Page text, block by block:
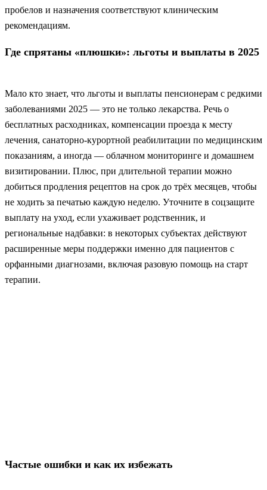
пробелов и назначения соответствуют клиническим
рекомендациям.
Где спрятаны «плюшки»: льготы и выплаты в 2025
Мало кто знает, что льготы и выплаты пенсионерам с редкими
заболеваниями 2025 — это не только лекарства. Речь о
бесплатных расходниках, компенсации проезда к месту
лечения, санаторно-курортной реабилитации по медицинским
показаниям, а иногда — облачном мониторинге и домашнем
визитировании. Плюс, при длительной терапии можно
добиться продления рецептов на срок до трёх месяцев, чтобы
не ходить за печатью каждую неделю. Уточните в соцзащите
выплату на уход, если ухаживает родственник, и
региональные надбавки: в некоторых субъектах действуют
расширенные меры поддержки именно для пациентов с
орфанными диагнозами, включая разовую помощь на старт
терапии.
Частые ошибки и как их избежать